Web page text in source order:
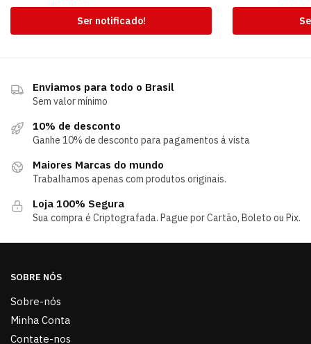
Ser notificado!
Enviamos para todo o Brasil
Sem valor mínimo
10% de desconto
Ganhe 10% de desconto para pagamentos á vista
Maiores Marcas do mundo
Trabalhamos apenas com produtos originais.
Loja 100% Segura
Sua compra é Criptografada. Pague por Cartão, Boleto ou Pix.
SOBRE NÓS
Sobre-nós
Minha Conta
Contate-nos